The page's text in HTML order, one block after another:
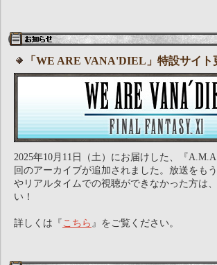
「WE ARE VANA'DIEL」特設サイト
2025年10月11日（土）にお届けした、『
回のアーカイブが追加されました。放送をも
やリアルタイムでの視聴ができなかった方は
い！
詳しくは『 こちら 』をご覧ください。